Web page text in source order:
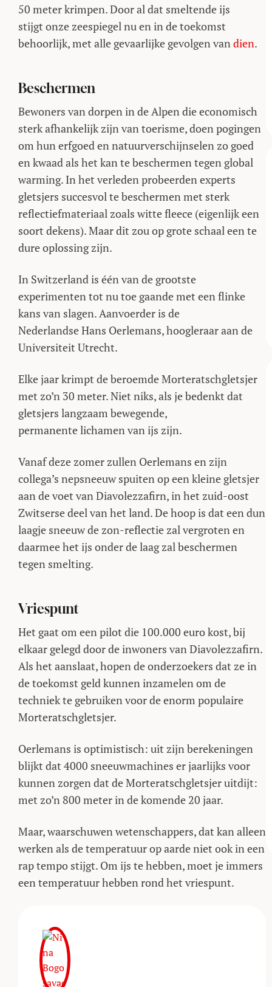
50 meter krimpen. Door al dat smeltende ijs
stijgt onze zeespiegel nu en in de toekomst
behoorlijk, met alle gevaarlijke gevolgen vandien.
Beschermen
Bewoners van dorpen in de Alpen die economisch
sterk afhankelijk zijn van toerisme, doen pogingen
om hun erfgoed en natuurverschijnselen zo goed
en kwaad als het kan te beschermen tegen global
warming. In het verleden probeerden experts
gletsjers succesvol te beschermen met sterk
reflectiefmateriaal zoals witte fleece (eigenlijk een
soort dekens). Maar dit zou op grote schaal een te
dure oplossing zijn.
In Switzerland is één van de grootste
experimenten tot nu toe gaande met een flinke
kans van slagen. Aanvoerder is de
Nederlandse Hans Oerlemans, hoogleraar aan de
Universiteit Utrecht.
Elke jaar krimpt de beroemde Morteratschgletsjer
met zo’n 30 meter. Niet niks, als je bedenkt dat
gletsjers langzaam bewegende,
permanente lichamen van ijs zijn.
Vanaf deze zomer zullen Oerlemans en zijn
collega’s nepsneeuw spuiten op een kleine gletsjer
aan de voet van Diavolezzafirn, in het zuid-oost
Zwitserse deel van het land. De hoop is dat een dun
laagje sneeuw de zon-reflectie zal vergroten en
daarmee het ijs onder de laag zal beschermen
tegen smelting.
Vriespunt
Het gaat om een pilot die 100.000 euro kost, bij
elkaar gelegd door de inwoners van Diavolezzafirn.
Als het aanslaat, hopen de onderzoekers dat ze in
de toekomst geld kunnen inzamelen om de
techniek te gebruiken voor de enorm populaire
Morteratschgletsjer.
Oerlemans is optimistisch: uit zijn berekeningen
blijkt dat 4000 sneeuwmachines er jaarlijks voor
kunnen zorgen dat de Morteratschgletsjer uitdijt:
met zo’n 800 meter in de komende 20 jaar.
Maar, waarschuwen wetenschappers, dat kan alleen
werken als de temperatuur op aarde niet ook in een
rap tempo stijgt. Om ijs te hebben, moet je immers
een temperatuur hebben rond het vriespunt.